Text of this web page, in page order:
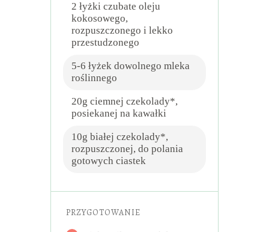
2 łyżki czubate oleju
kokosowego,
rozpuszczonego i lekko
przestudzonego
5-6 łyżek dowolnego mleka
roślinnego
20g ciemnej czekolady*,
posiekanej na kawałki
10g białej czekolady*,
rozpuszczonej, do polania
gotowych ciastek
PRZYGOTOWANIE